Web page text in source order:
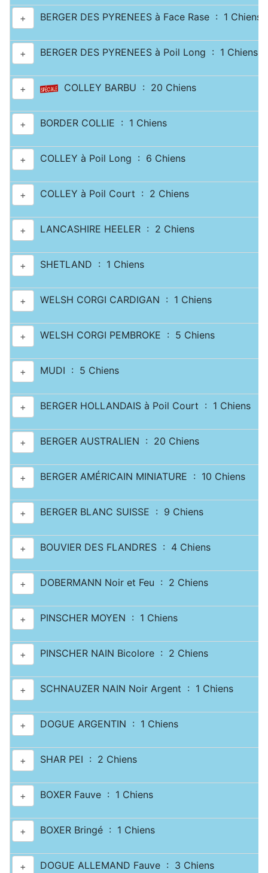
+ BERGER DES PYRENEES à Face Rase : 1 Chiens
+ BERGER DES PYRENEES à Poil Long : 1 Chiens
+ COLLEY BARBU : 20 Chiens
+ BORDER COLLIE : 1 Chiens
+ COLLEY à Poil Long : 6 Chiens
+ COLLEY à Poil Court : 2 Chiens
+ LANCASHIRE HEELER : 2 Chiens
+ SHETLAND : 1 Chiens
+ WELSH CORGI CARDIGAN : 1 Chiens
+ WELSH CORGI PEMBROKE : 5 Chiens
+ MUDI : 5 Chiens
+ BERGER HOLLANDAIS à Poil Court : 1 Chiens
+ BERGER AUSTRALIEN : 20 Chiens
+ BERGER AMÉRICAIN MINIATURE : 10 Chiens
+ BERGER BLANC SUISSE : 9 Chiens
+ BOUVIER DES FLANDRES : 4 Chiens
+ DOBERMANN Noir et Feu : 2 Chiens
+ PINSCHER MOYEN : 1 Chiens
+ PINSCHER NAIN Bicolore : 2 Chiens
+ SCHNAUZER NAIN Noir Argent : 1 Chiens
+ DOGUE ARGENTIN : 1 Chiens
+ SHAR PEI : 2 Chiens
+ BOXER Fauve : 1 Chiens
+ BOXER Bringé : 1 Chiens
+ DOGUE ALLEMAND Fauve : 3 Chiens